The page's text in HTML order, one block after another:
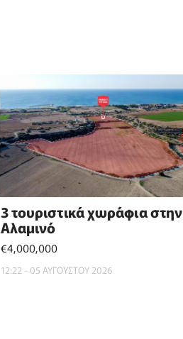
3 τουριστικά χωράφια στην
Αλαμινό
€4,000,000
12:22 - 05 ΑΥΓΟΥΣΤΟΥ 2026